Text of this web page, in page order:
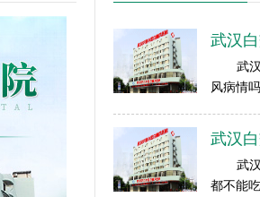
武汉
武汉
风病情
武汉
武汉
都不能